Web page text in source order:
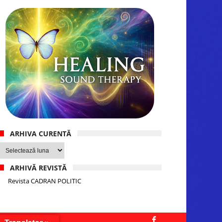
ARHIVA CURENTĂ
Arhiva
curentă
ARHIVĂ REVISTĂ
Revista CADRAN POLITIC